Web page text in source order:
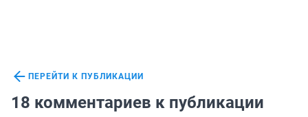
ПЕРЕЙТИ К ПУБЛИКАЦИИ
18 комментариев к публикации